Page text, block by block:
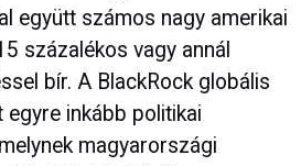
együtt számos nagy amerikai
százalékos vagy annál
bír. A BlackRock globális
egyre inkább politikai
magyarországi